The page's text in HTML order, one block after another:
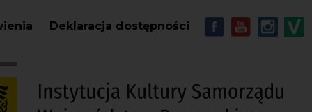
Deklaracja dostępności MENU -